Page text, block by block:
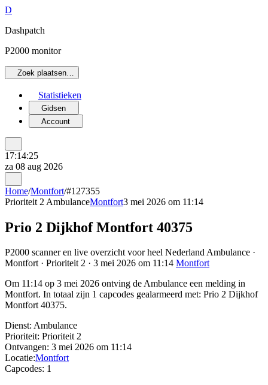
D
Dashpatch
P2000 monitor
Zoek plaatsen…
Statistieken
Gidsen
Account
17:14:25
za 08 aug 2026
Home/Montfort/#127355
Prioriteit 2 AmbulanceMontfort3 mei 2026 om 11:14
Prio 2 Dijkhof Montfort 40375
P2000 scanner en live overzicht voor heel Nederland Ambulance ·
Montfort · Prioriteit 2 · 3 mei 2026 om 11:14 Montfort
Om 11:14 op 3 mei 2026 ontving de Ambulance een melding in
Montfort. In totaal zijn 1 capcodes gealarmeerd met: Prio 2 Dijkhof
Montfort 40375.
Dienst: Ambulance
Prioriteit: Prioriteit 2
Ontvangen: 3 mei 2026 om 11:14
Locatie:Montfort
Capcodes: 1